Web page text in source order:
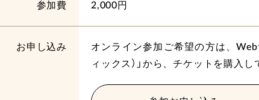
参加費 2,000円
お申し込み
オンライン参加ご希望の方は、Web
ィックス）」から、チケットを購入し